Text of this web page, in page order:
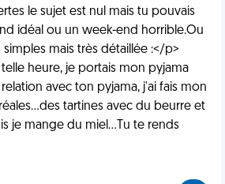
le sujet est nul mais tu pouvais
idéal ou un week-end horrible.Ou
mais très détaillée :</p>
heure, je portais mon pyjama
avec ton pyjama, j'ai fais mon
tartines avec du beurre et
je mange du miel...Tu te rends